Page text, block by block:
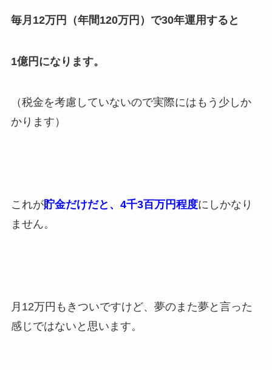
毎月12万円（年間120万円）で30年運用すると
1億円になります。
（税金を考慮していないので実際にはもう少しか
かります）
これが貯金だけだと、4千3百万円程度にしかなり
ません。
月12万円もきついですけど、夢のまた夢と言った
感じではないと思います。